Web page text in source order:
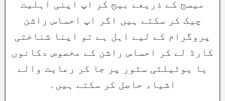
میسج کے ذریعے بیج کر اپ اپنی اہلیت
چیک کر سکتے ہیں اگر اپ احساس راشن
پروگرام کے لیے اہل ہے تو اپنا شناختی
کارڈ لے کر احساس راشن کے مخصوص دکانوں
یا یوٹیلٹی سٹور پر جا کر رعایت والے
اشیاء حاصل کر سکتے ہیں۔